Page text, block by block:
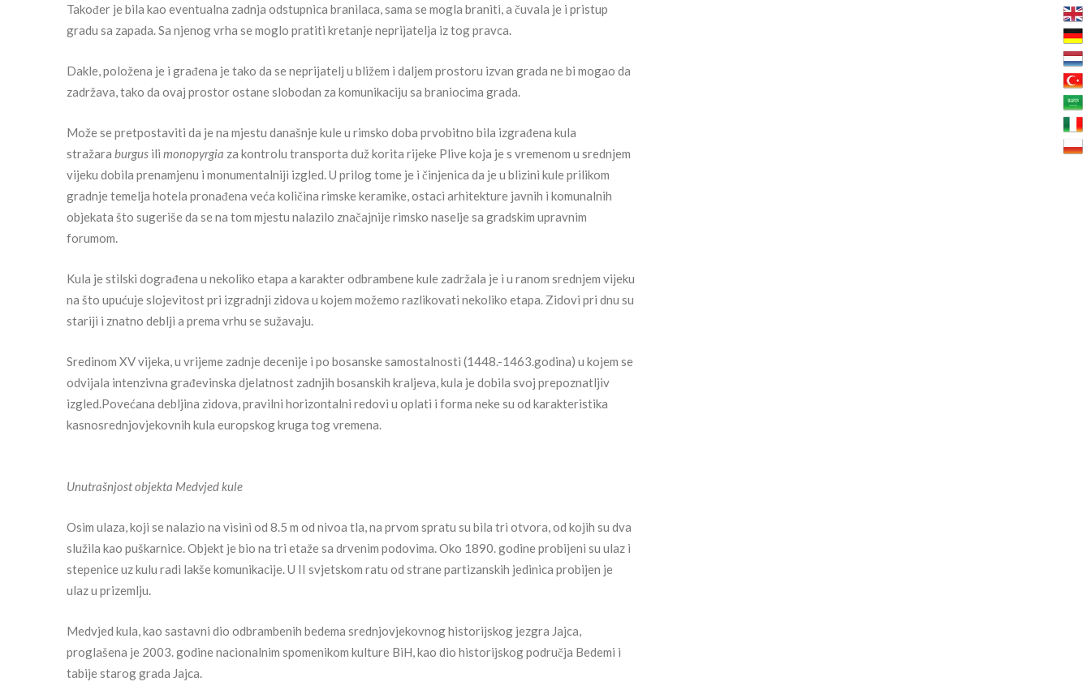
Također je bila kao eventualna zadnja odstupnica branilaca, sama se mogla braniti, a čuvala je i pristup
gradu sa zapada. Sa njenog vrha se moglo pratiti kretanje neprijatelja iz tog pravca.
Dakle, položena je i građena je tako da se neprijatelj u bližem i daljem prostoru izvan grada ne bi mogao da
zadržava, tako da ovaj prostor ostane slobodan za komunikaciju sa braniocima grada.
Može se pretpostaviti da je na mjestu današnje kule u rimsko doba prvobitno bila izgrađena kula
stražara burgus ili monopyrgia za kontrolu transporta duž korita rijeke Plive koja je s vremenom u srednjem
vijeku dobila prenamjenu i monumentalniji izgled. U prilog tome je i činjenica da je u blizini kule prilikom
gradnje temelja hotela pronađena veća količina rimske keramike, ostaci arhitekture javnih i komunalnih
objekata što sugeriše da se na tom mjestu nalazilo značajnije rimsko naselje sa gradskim upravnim
forumom.
Kula je stilski dograđena u nekoliko etapa a karakter odbrambene kule zadržala je i u ranom srednjem vijeku
na što upućuje slojevitost pri izgradnji zidova u kojem možemo razlikovati nekoliko etapa. Zidovi pri dnu su
stariji i znatno deblji a prema vrhu se sužavaju.
Sredinom XV vijeka, u vrijeme zadnje decenije i po bosanske samostalnosti (1448.-1463.godina) u kojem se
odvijala intenzivna građevinska djelatnost zadnjih bosanskih kraljeva, kula je dobila svoj prepoznatljiv
izgled.Povećana debljina zidova, pravilni horizontalni redovi u oplati i forma neke su od karakteristika
kasnosrednjovjekovnih kula europskog kruga tog vremena.
Unutrašnjost objekta Medvjed kule
Osim ulaza, koji se nalazio na visini od 8.5 m od nivoa tla, na prvom spratu su bila tri otvora, od kojih su dva
služila kao puškarnice. Objekt je bio na tri etaže sa drvenim podovima. Oko 1890. godine probijeni su ulaz i
stepenice uz kulu radi lakše komunikacije. U II svjetskom ratu od strane partizanskih jedinica probijen je
ulaz u prizemlju.
Medvjed kula, kao sastavni dio odbrambenih bedema srednjovjekovnog historijskog jezgra Jajca,
proglašena je 2003. godine nacionalnim spomenikom kulture BiH, kao dio historijskog područja Bedemi i
tabije starog grada Jajca.